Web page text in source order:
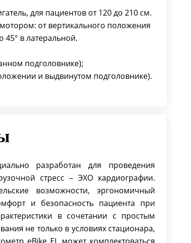
для пациентов от 120 до 210 см.
от вертикального положения
45° в латеральной.
подголовнике);
и выдвинутом подголовнике).
разработан для проведения
стресс – ЭХО кардиографии.
возможности, эргономичный
и безопасность пациента при
в сочетании с простым
не только в условиях стационара,